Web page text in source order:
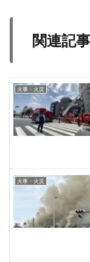
関連記事
火事・火災
火事・火災